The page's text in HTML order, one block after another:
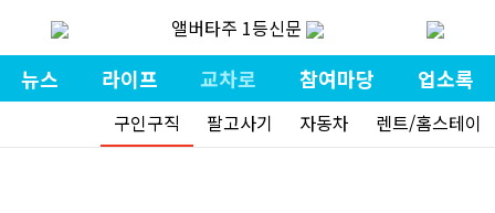
앨버타주 1등신문
뉴스 라이프 교차로 참여마당 업소록
구인구직 팔고사기 자동차 렌트/홈스테이